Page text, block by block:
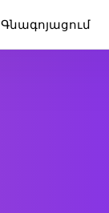
Գնագոյացում